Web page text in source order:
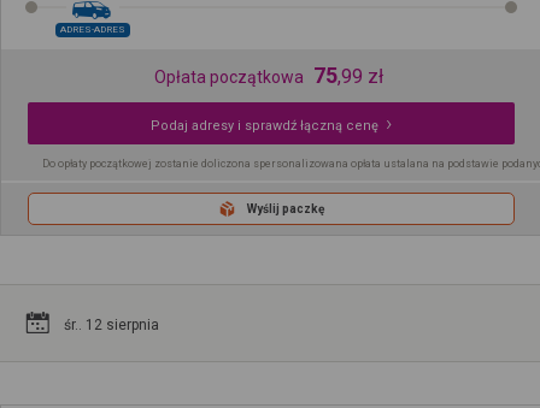
ADRES-ADRES
Opłata początkowa 75,99 zł
Podaj adresy i sprawdź łączną cenę
Do opłaty początkowej zostanie doliczona spersonalizowana opłata ustalana na podstawie
Wyślij paczkę
śr.. 12 sierpnia